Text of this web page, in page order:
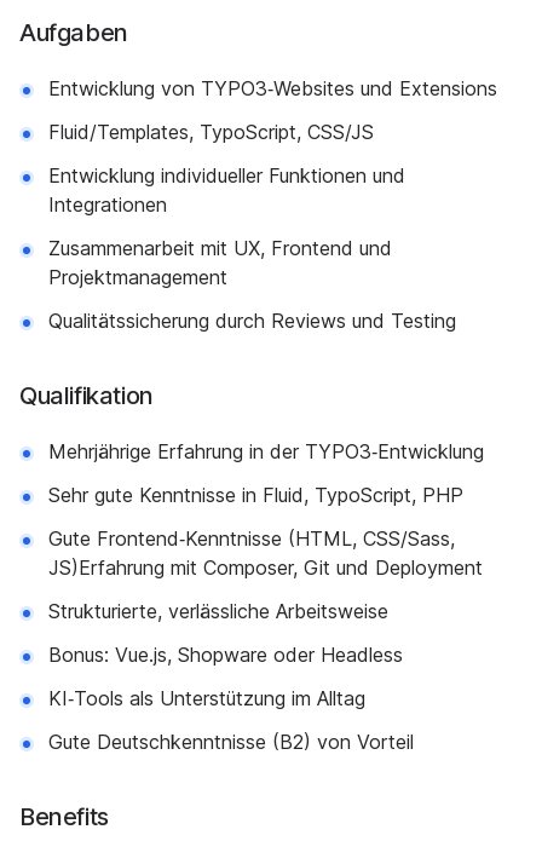
Aufgaben
Entwicklung von TYPO3‑Websites und Extensions
Fluid/Templates, TypoScript, CSS/JS
Entwicklung individueller Funktionen und
Integrationen
Zusammenarbeit mit UX, Frontend und
Projektmanagement
Qualitätssicherung durch Reviews und Testing
Qualifikation
Mehrjährige Erfahrung in der TYPO3‑Entwicklung
Sehr gute Kenntnisse in Fluid, TypoScript, PHP
Gute Frontend‑Kenntnisse (HTML, CSS/Sass,
JS)Erfahrung mit Composer, Git und Deployment
Strukturierte, verlässliche Arbeitsweise
Bonus: Vue.js, Shopware oder Headless
KI‑Tools als Unterstützung im Alltag
Gute Deutschkenntnisse (B2) von Vorteil
Benefits